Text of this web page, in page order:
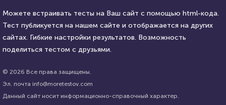
римской мифологии
balynskiy HTML - код
5 января 2022 4422
Тест на умственную
отсталость
Можете встраивать тесты на Ваш сайт с помощью html-кода.
Тест публикуется на нашем сайте и отображается на других
сайтах. Гибкие настройки результатов. Возможность
поделиться тестом с друзьями.
© 2026 Все права защищены.
Эл. почта info@moretestov.com
Данный сайт носит информационно-справочный характер.